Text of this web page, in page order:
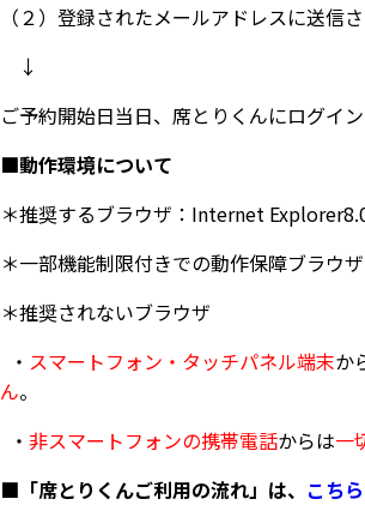
（２）登録されたメールアドレスに送
↓
ご予約開始日当日、席とりくんにログイン
■動作環境について
＊推奨するブラウザ：Internet
＊一部機能制限付きでの動作保障ブラウ
＊推奨されないブラウザ
・ スマートフォン・タッチパネル端末か
ん。
・ 非スマートフォンの携帯電話からは一
■「席とりくんご利用の流れ」は、 こち